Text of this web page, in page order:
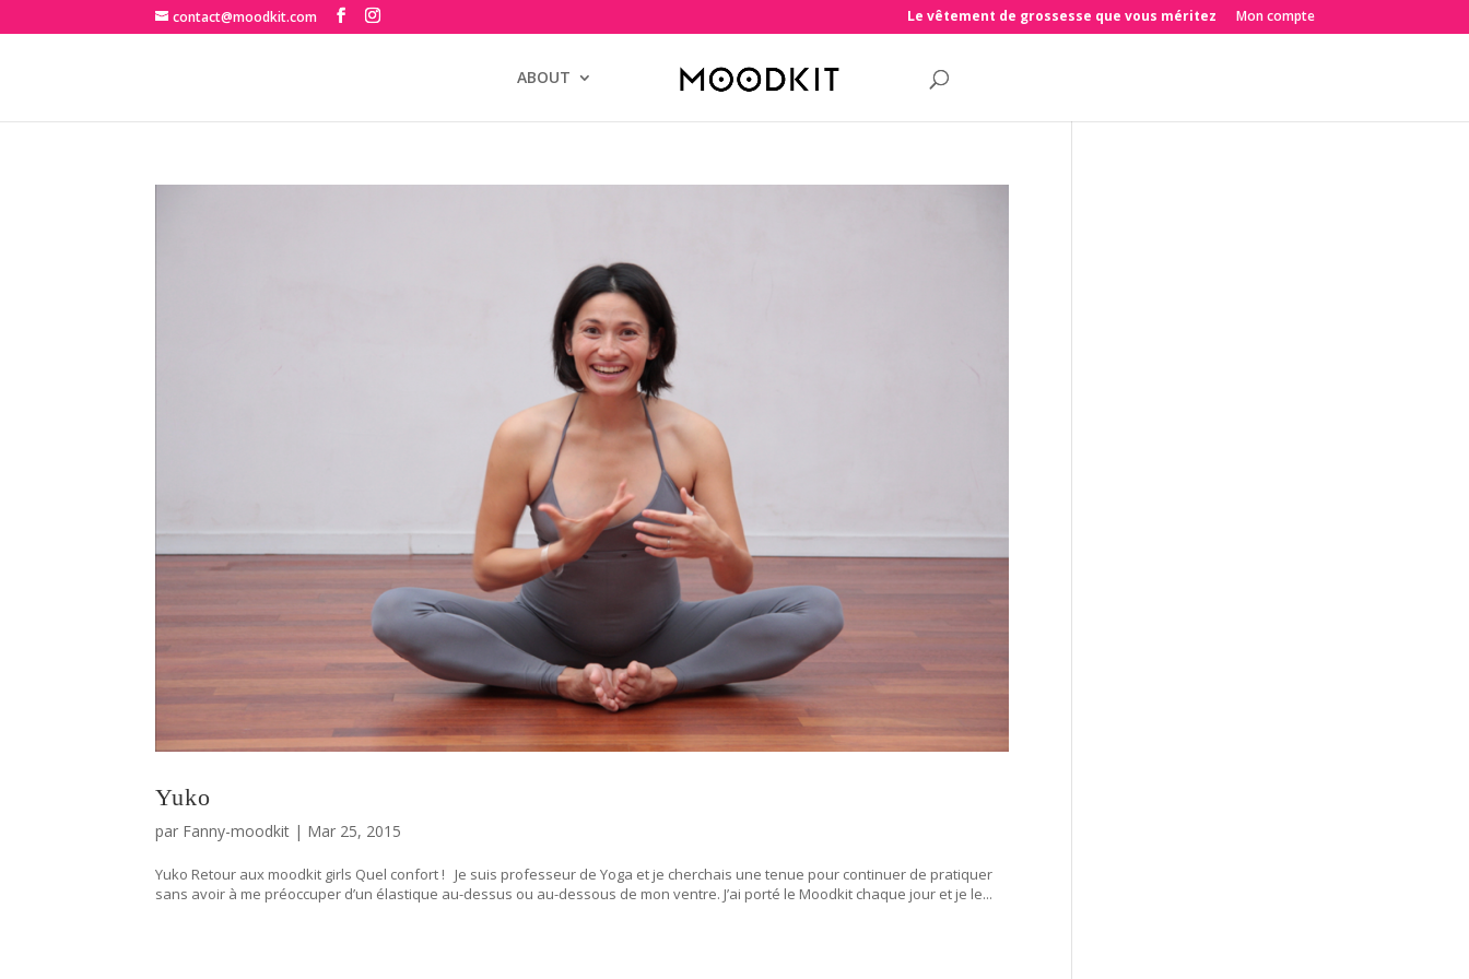
contact@moodkit.com Le vêtement de grossesse que vous méritez Mon compte
ABOUT
Yuko
par Fanny-moodkit| Mar 25, 2015
Yuko Retour aux moodkit girls Quel confort ! Je suis professeur de Yoga et je cherchais une tenue pour continuer de pratiquer
sans avoir à me préoccuper d’un élastique au-dessus ou au-dessous de mon ventre. J’ai porté le Moodkit chaque jour et je le...